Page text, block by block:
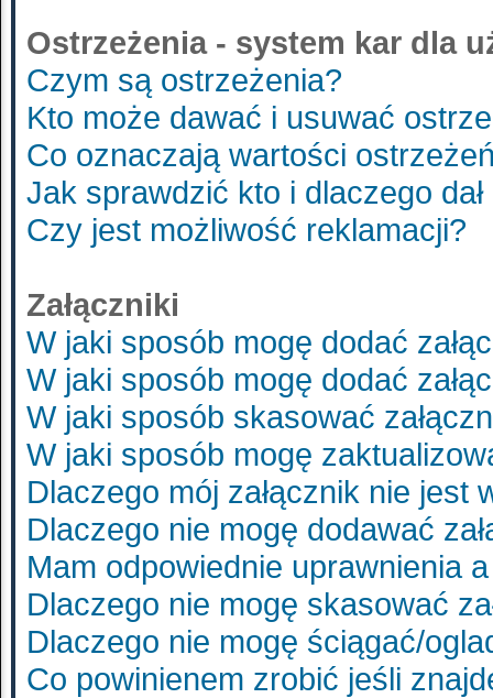
Ostrzeżenia - system kar dla
Czym są ostrzeżenia?
Kto może dawać i usuwać
Co oznaczają wartości
Jak sprawdzić kto i dlaczego
Czy jest możliwość reklamacji?
Załączniki
W jaki sposób mogę dodać
W jaki sposób mogę dodać
W jaki sposób skasować
W jaki sposób mogę
Dlaczego mój załącznik nie jest
Dlaczego nie mogę dodawać
Mam odpowiednie uprawnienia
Dlaczego nie mogę skasować
Dlaczego nie mogę ściągać/
Co powinienem zrobić jeśli